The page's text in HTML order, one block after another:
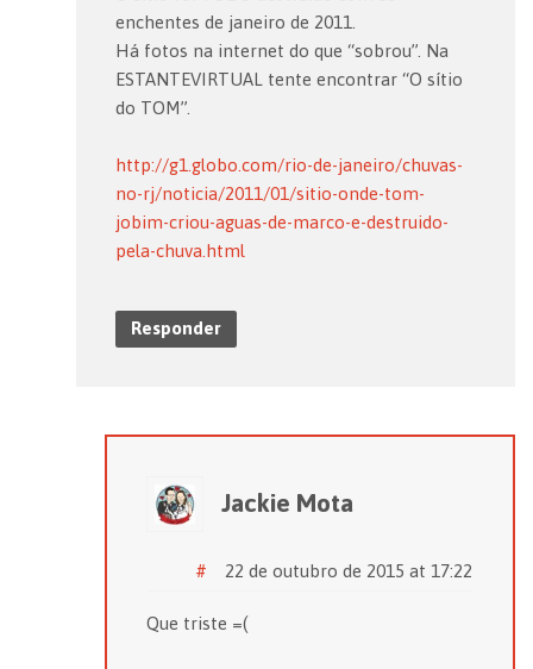
enchentes de janeiro de 2011.
Há fotos na internet do que “sobrou”. Na
ESTANTEVIRTUAL tente encontrar “O sítio
do TOM”.
http://g1.globo.com/rio-de-janeiro/chuvas-
no-rj/noticia/2011/01/sitio-onde-tom-
jobim-criou-aguas-de-marco-e-destruido-
pela-chuva.html
Responder
Jackie Mota
22 de outubro de 2015 at 17:22
#
Que triste =(